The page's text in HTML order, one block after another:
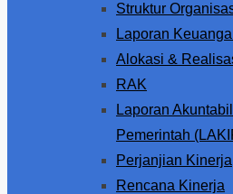
Struktur
Laporan
Alokasi &
RAK
Laporan
Pemerintah
Perjanjian Kinerja
Rencana Kinerja